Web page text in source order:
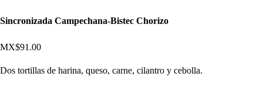
Sincronizada Campechana-Bistec Chorizo
MX$91.00
Dos tortillas de harina, queso, carne, cilantro y cebolla.